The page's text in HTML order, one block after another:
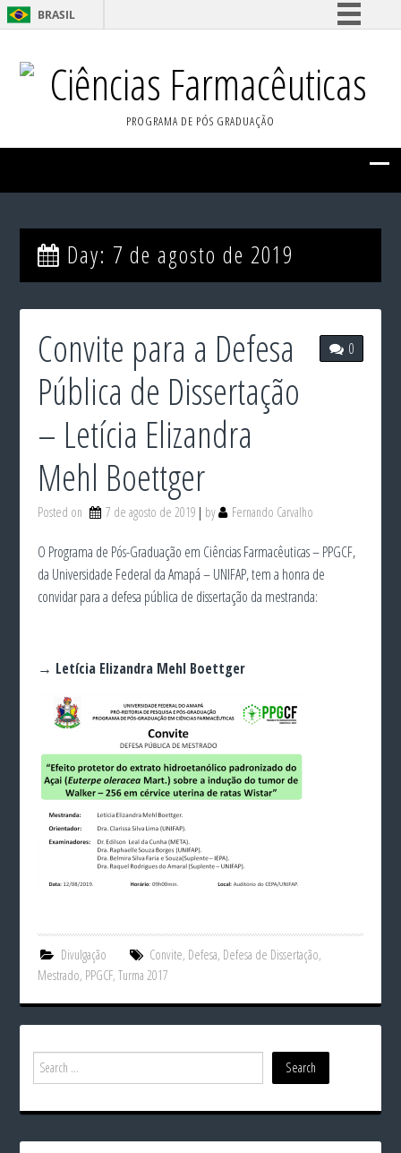
BRASIL
Comunica BR
Participe
Acesso à informação
Ciências Farmacêuticas
PROGRAMA DE PÓS GRADUAÇÃO
Day: 7 de agosto de 2019
0
Convite para a Defesa
Pública de Dissertação
– Letícia Elizandra
Mehl Boettger
Posted on 7 de agosto de 2019 by Fernando Carvalho
O Programa de Pós-Graduação em Ciências Farmacêuticas – PPGCF,
da Universidade Federal da Amapá – UNIFAP, tem a honra de
convidar para a defesa pública de dissertação da mestranda:
→ Letícia Elizandra Mehl Boettger
Divulgação Convite, Defesa, Defesa de Dissertação,
Mestrado, PPGCF,Turma 2017